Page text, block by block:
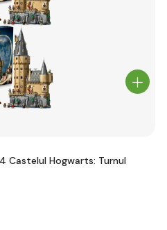
Castelul Hogwarts: Turnul